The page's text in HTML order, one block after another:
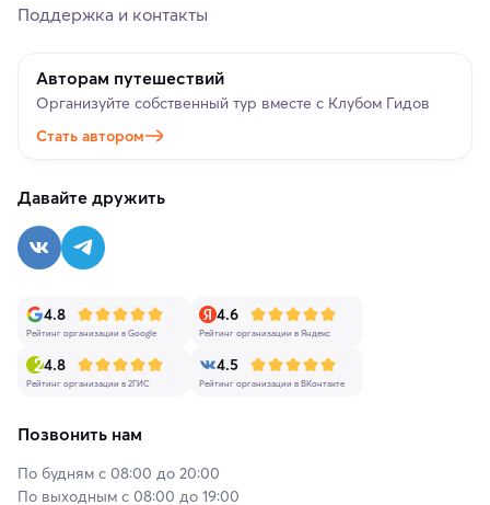
Поддержка и контакты
Авторам путешествий
Организуйте собственный тур вместе с Клубом Гидов
Стать автором
Давайте дружить
4.8
Рейтинг организации в Google
4.6
Рейтинг организации в Яндекс
4.8
Рейтинг организации в 2ГИС
4.5
Рейтинг организации в ВКонтакте
Позвонить нам
По будням с 08:00 до 20:00
По выходным с 08:00 до 19:00